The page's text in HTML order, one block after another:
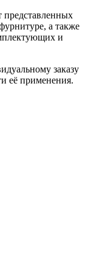
представленных
а также
и
заказу
её применения.